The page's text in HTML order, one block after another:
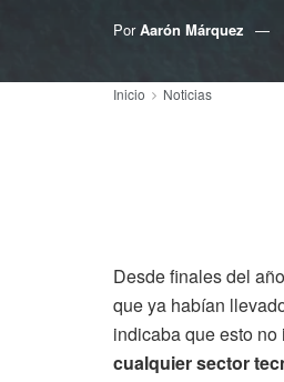
Por Aarón Márquez
Inicio Noticias
Desde finales del
que ya habían
indicaba que esto
cualquier sector